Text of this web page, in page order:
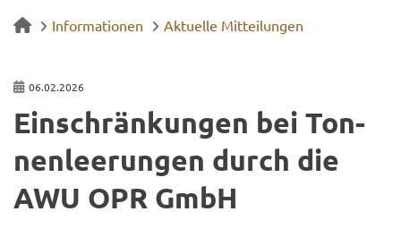
Informationen Aktuelle Mitteilungen
06.02.2026
Ein­schrän­kun­gen bei Ton­
nen­lee­run­gen durch die
AWU OPR GmbH